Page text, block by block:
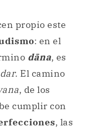
propio este
: en el
dāna, es
dar. El camino
, de los
cumplir con
, las